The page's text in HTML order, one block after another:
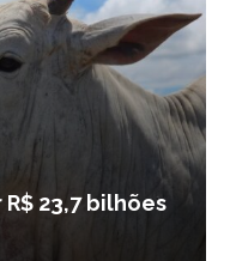
23,7 bilhões